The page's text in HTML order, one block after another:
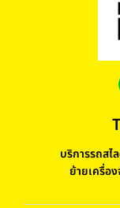
บริการรถส
ย้ายเครื่อ